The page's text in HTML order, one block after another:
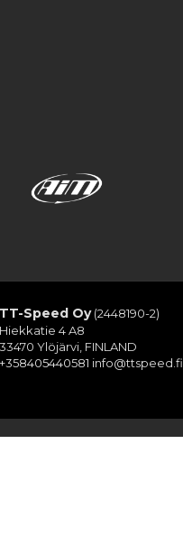
TT-Speed Oy(2448190-2)
Hiekkatie 4 A8
33470 Ylöjärvi, FINLAND
+358405440581 info@ttspeed.fi